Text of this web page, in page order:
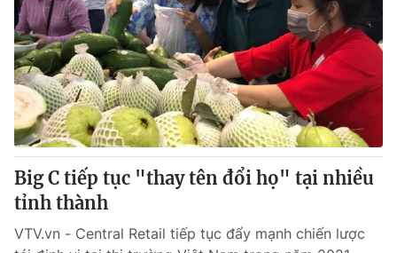
Big C tiếp tục "thay tên đổi họ" tại nhiều
tỉnh thành
VTV.vn - Central Retail tiếp tục đẩy mạnh chiến lược